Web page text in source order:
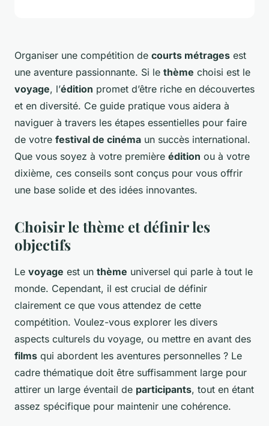
Organiser une compétition de courts métrages est
une aventure passionnante. Si le thème choisi est le
voyage, l’édition promet d’être riche en découvertes
et en diversité. Ce guide pratique vous aidera à
naviguer à travers les étapes essentielles pour faire
de votre festival de cinéma un succès international.
Que vous soyez à votre première édition ou à votre
dixième, ces conseils sont conçus pour vous offrir
une base solide et des idées innovantes.
Choisir le thème et définir les
objectifs
Le voyage est un thème universel qui parle à tout le
monde. Cependant, il est crucial de définir
clairement ce que vous attendez de cette
compétition. Voulez-vous explorer les divers
aspects culturels du voyage, ou mettre en avant des
films qui abordent les aventures personnelles ? Le
cadre thématique doit être suffisamment large pour
attirer un large éventail de participants, tout en étant
assez spécifique pour maintenir une cohérence.